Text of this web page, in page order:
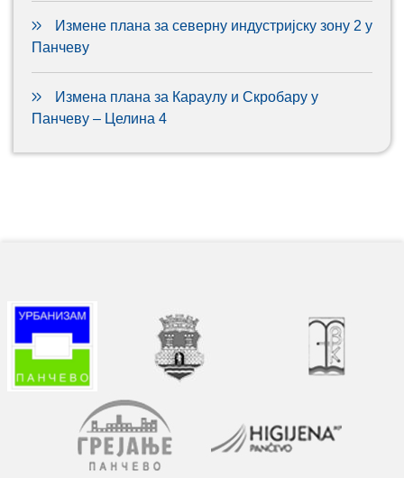
Измене плана за северну индустријску зону 2 у
Панчеву
Измена плана за Караулу и Скробару у
Панчеву – Целина 4